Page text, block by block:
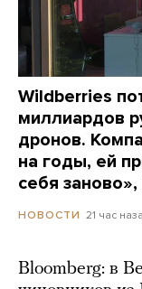
Wildberries
миллиардов
дронов.
на годы, ей
себя
НОВОСТИ 21 час
Bloomberg: в